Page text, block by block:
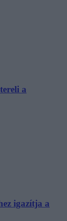
a
igazítja a